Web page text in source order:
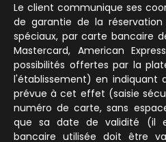
Le client communique ses
de garantie de la
spéciaux, par carte bancaire
Mastercard, American
possibilités offertes par la
l'établissement) en indiquant
prévue à cet effet (saisie
numéro de carte, sans
que sa date de validité (il
bancaire utilisée doit être